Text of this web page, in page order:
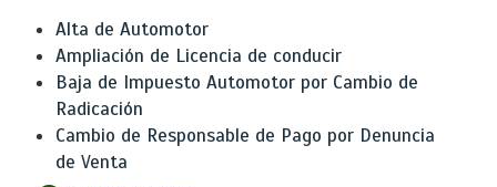
Alta de Automotor
Ampliación de Licencia de conducir
Baja de Impuesto Automotor por Cambio de
Radicación
Cambio de Responsable de Pago por Denuncia
de Venta